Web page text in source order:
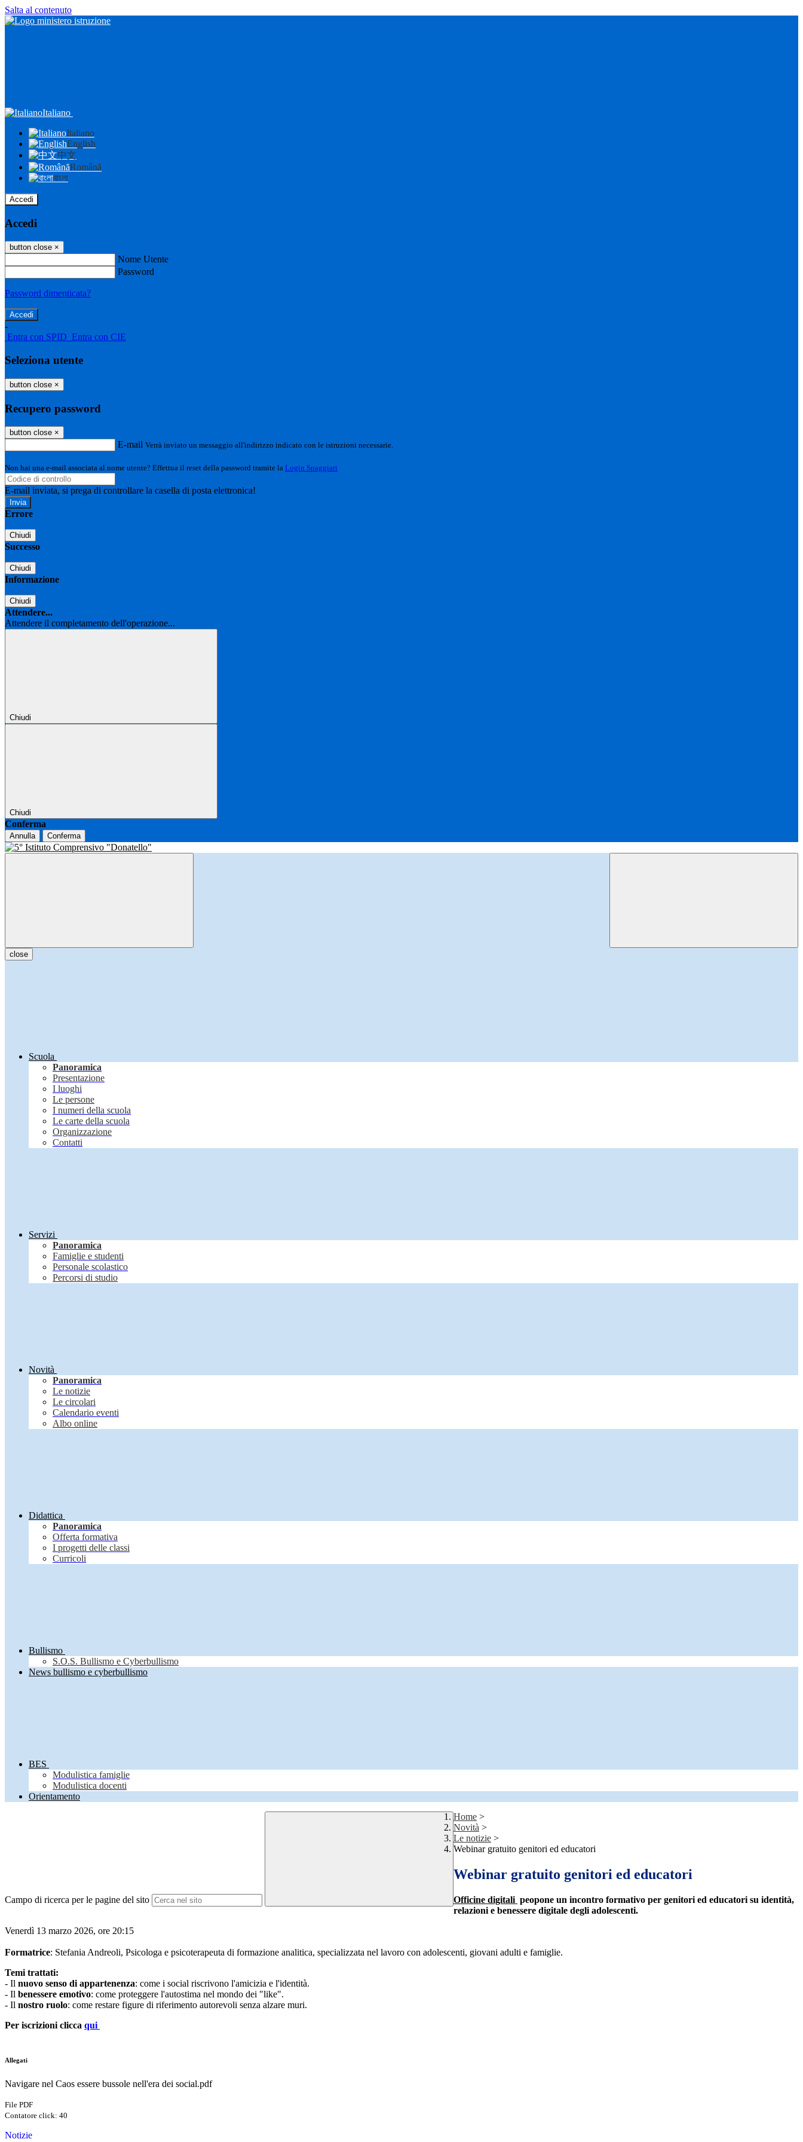
Salta al contenuto
Italiano
Italiano
English
中文
Română
বাংলা
Accedi
Accedi
button close ×
Nome Utente
Password
Password dimenticata?
-
Entra con SPID Entra con CIE
Seleziona utente
button close ×
Recupero password
button close ×
E-mail Verrà inviato un messaggio all'indirizzo indicato con le istruzioni necessarie.
Non hai una e-mail associata al nome utente? Effettua il reset della password tramite la Login Spaggiari
E-mail inviata, si prega di controllare la casella di posta elettronica!
Errore
Chiudi
Successo
Chiudi
Informazione
Chiudi
Attendere...
Attendere il completamento dell'operazione...
Chiudi
Chiudi
Conferma
Annulla Conferma
close
Scuola
Panoramica
Presentazione
I luoghi
Le persone
I numeri della scuola
Le carte della scuola
Organizzazione
Contatti
Servizi
Panoramica
Famiglie e studenti
Personale scolastico
Percorsi di studio
Novità
Panoramica
Le notizie
Le circolari
Calendario eventi
Albo online
Didattica
Panoramica
Offerta formativa
I progetti delle classi
Curricoli
Bullismo
S.O.S. Bullismo e Cyberbullismo
News bullismo e cyberbullismo
BES
Modulistica famiglie
Modulistica docenti
Orientamento
Campo di ricerca per le pagine del sito
Home >
Novità >
Le notizie >
Webinar gratuito genitori ed educatori
Webinar gratuito genitori ed educatori
Officine digitali peopone un incontro formativo per genitori ed educatori su identità,
relazioni e benessere digitale degli adolescenti.
Venerdì 13 marzo 2026, ore 20:15
Formatrice: Stefania Andreoli, Psicologa e psicoterapeuta di formazione analitica, specializzata nel lavoro con adolescenti, giovani adulti e famiglie.
Temi trattati:
- Il nuovo senso di appartenenza: come i social riscrivono l'amicizia e l'identità.
- Il benessere emotivo: come proteggere l'autostima nel mondo dei "like".
- Il nostro ruolo: come restare figure di riferimento autorevoli senza alzare muri.
Per iscrizioni clicca qui
Allegati
Navigare nel Caos essere bussole nell'era dei social.pdf
File PDF
Contatore click: 40
Notizie